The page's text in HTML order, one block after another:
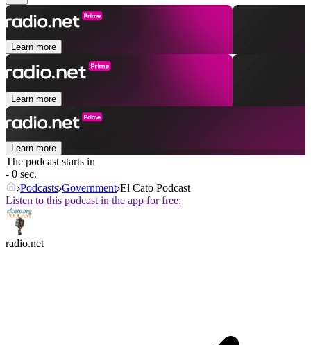
Learn more
Learn more
Learn more
The podcast starts in
- 0 sec.
Podcasts Government El Cato Podcast
Listen to this podcast in the app for free:
radio.net